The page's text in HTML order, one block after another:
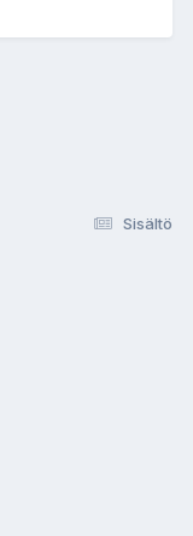
Sisältö